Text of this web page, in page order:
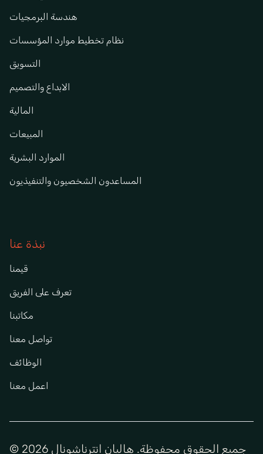
هندسة البرمجيات
نظام تخطيط موارد المؤسسات
التسويق
الابداع والتصميم
المالية
المبيعات
الموارد البشرية
المساعدون الشخصيون والتنفيذيون
نبذة عنا
قيمنا
تعرف على الفريق
مكاتبنا
تواصل معنا
الوظائف
اعمل معنا
© جميع الحقوق محفوظة. هاليان انترناشونال 2026